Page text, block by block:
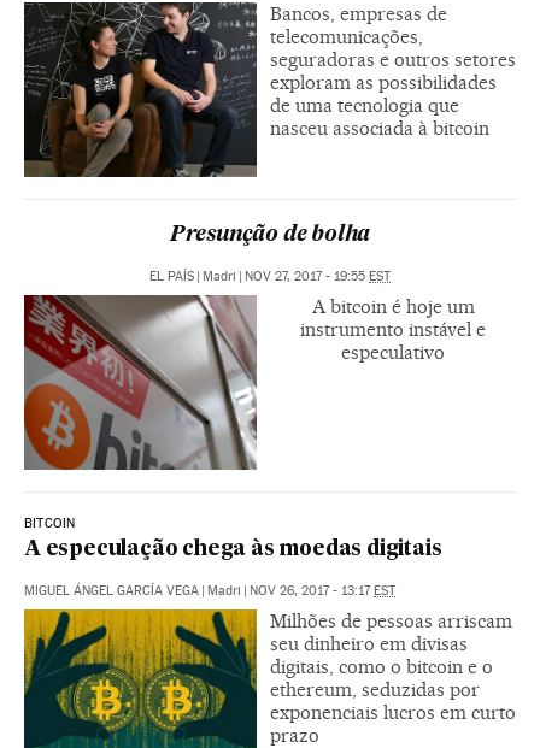
Bancos, empresas de
telecomunicações,
seguradoras e outros setores
exploram as possibilidades
de uma tecnologia que
nasceu associada à bitcoin
Presunção de bolha
EL PAÍS | Madri | NOV 27, 2017 - 19:55 EST
A bitcoin é hoje um
instrumento instável e
especulativo
BITCOIN
A especulação chega às moedas digitais
MIGUEL ÁNGEL GARCÍA VEGA | Madri | NOV 26, 2017 - 13:17EST
Milhões de pessoas arriscam
seu dinheiro em divisas
digitais, como o bitcoin e o
ethereum, seduzidas por
exponenciais lucros em curto
prazo